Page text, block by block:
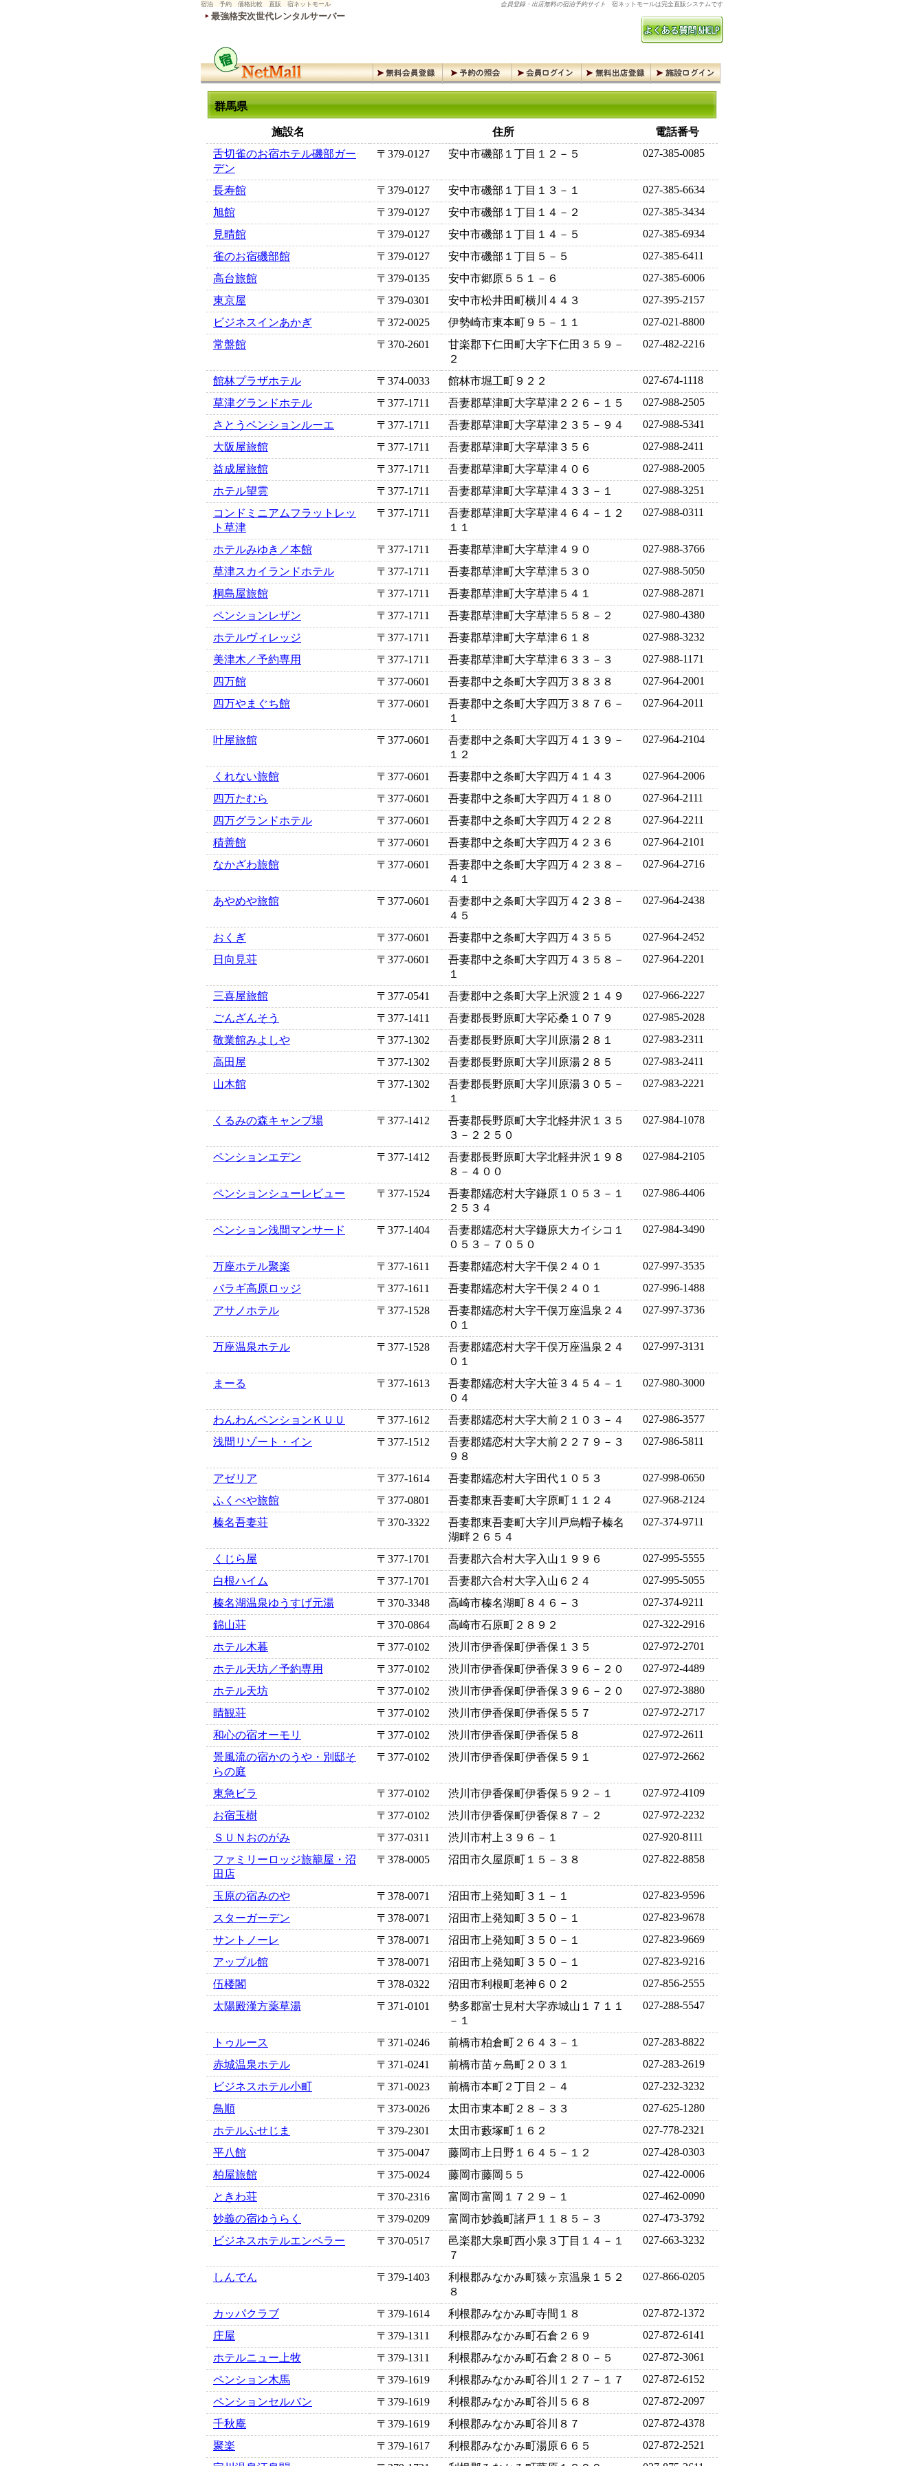
宿泊 予約 価格比較 直販 宿ネットモール 会員登録・出店無料の宿泊予約サイト 宿ネットモールは完全直販システムです
最強格安次世代レンタルサーバー
群馬県
施設名 住所
電話番号
舌切雀のお宿ホテル磯部ガー
デン
〒379-0127 安中市磯部１丁目１２－５ 027-385-0085
長寿館 〒379-0127 安中市磯部１丁目１３－１
027-385-6634
旭館
〒379-0127 安中市磯部１丁目１４－２
027-385-3434
見晴館
〒379-0127 安中市磯部１丁目１４－５
027-385-6934
雀のお宿磯部館
〒379-0127 安中市磯部１丁目５－５
027-385-6411
高台旅館
〒379-0135 安中市郷原５５１－６
027-385-6006
東京屋
〒379-0301 安中市松井田町横川４４３
027-395-2157
ビジネスインあかぎ
〒372-0025 伊勢崎市東本町９５－１１
027-021-8800
常盤館
〒370-2601
甘楽郡下仁田町大字下仁田３５９－
２
027-482-2216
館林プラザホテル 〒374-0033 館林市堀工町９２２
027-674-1118
草津グランドホテル
〒377-1711 吾妻郡草津町大字草津２２６－１５
027-988-2505
さとうペンションルーエ
〒377-1711 吾妻郡草津町大字草津２３５－９４
027-988-5341
大阪屋旅館
〒377-1711 吾妻郡草津町大字草津３５６
027-988-2411
益成屋旅館
〒377-1711 吾妻郡草津町大字草津４０６
027-988-2005
ホテル望雲
〒377-1711 吾妻郡草津町大字草津４３３－１
027-988-3251
コンドミニアムフラットレッ
ト草津
〒377-1711
吾妻郡草津町大字草津４６４－１２
１１
027-988-0311
ホテルみゆき／本館 〒377-1711 吾妻郡草津町大字草津４９０
027-988-3766
草津スカイランドホテル
〒377-1711 吾妻郡草津町大字草津５３０
027-988-5050
桐島屋旅館
〒377-1711 吾妻郡草津町大字草津５４１
027-988-2871
ペンションレザン
〒377-1711 吾妻郡草津町大字草津５５８－２
027-980-4380
ホテルヴィレッジ
〒377-1711 吾妻郡草津町大字草津６１８
027-988-3232
美津木／予約専用
〒377-1711 吾妻郡草津町大字草津６３３－３
027-988-1171
四万館
〒377-0601 吾妻郡中之条町大字四万３８３８
027-964-2001
四万やまぐち館
〒377-0601
吾妻郡中之条町大字四万３８７６－
１
027-964-2011
叶屋旅館 〒377-0601
吾妻郡中之条町大字四万４１３９－
１２
027-964-2104
くれない旅館 〒377-0601 吾妻郡中之条町大字四万４１４３
027-964-2006
四万たむら
〒377-0601 吾妻郡中之条町大字四万４１８０
027-964-2111
四万グランドホテル
〒377-0601 吾妻郡中之条町大字四万４２２８
027-964-2211
積善館
〒377-0601 吾妻郡中之条町大字四万４２３６
027-964-2101
なかざわ旅館
〒377-0601
吾妻郡中之条町大字四万４２３８－
４１
027-964-2716
あやめや旅館 〒377-0601
吾妻郡中之条町大字四万４２３８－
４５
027-964-2438
おくぎ 〒377-0601 吾妻郡中之条町大字四万４３５５
027-964-2452
日向見荘
〒377-0601
吾妻郡中之条町大字四万４３５８－
１
027-964-2201
三喜屋旅館 〒377-0541 吾妻郡中之条町大字上沢渡２１４９
027-966-2227
ごんざんそう
〒377-1411 吾妻郡長野原町大字応桑１０７９
027-985-2028
敬業館みよしや
〒377-1302 吾妻郡長野原町大字川原湯２８１
027-983-2311
高田屋
〒377-1302 吾妻郡長野原町大字川原湯２８５
027-983-2411
山木館
〒377-1302
吾妻郡長野原町大字川原湯３０５－
１
027-983-2221
くるみの森キャンプ場 〒377-1412
吾妻郡長野原町大字北軽井沢１３５
３－２２５０
027-984-1078
ペンションエデン 〒377-1412
吾妻郡長野原町大字北軽井沢１９８
８－４００
027-984-2105
ペンションシューレビュー 〒377-1524
吾妻郡嬬恋村大字鎌原１０５３－１
２５３４
027-986-4406
ペンション浅間マンサード 〒377-1404
吾妻郡嬬恋村大字鎌原大カイシコ１
０５３－７０５０
027-984-3490
万座ホテル聚楽 〒377-1611 吾妻郡嬬恋村大字干俣２４０１
027-997-3535
バラギ高原ロッジ
〒377-1611 吾妻郡嬬恋村大字干俣２４０１
027-996-1488
アサノホテル
〒377-1528
吾妻郡嬬恋村大字干俣万座温泉２４
０１
027-997-3736
万座温泉ホテル 〒377-1528
吾妻郡嬬恋村大字干俣万座温泉２４
０１
027-997-3131
まーる 〒377-1613
吾妻郡嬬恋村大字大笹３４５４－１
０４
027-980-3000
わんわんペンションＫＵＵ 〒377-1612 吾妻郡嬬恋村大字大前２１０３－４
027-986-3577
浅間リゾート・イン
〒377-1512
吾妻郡嬬恋村大字大前２２７９－３
９８
027-986-5811
アゼリア 〒377-1614 吾妻郡嬬恋村大字田代１０５３
027-998-0650
ふくべや旅館
〒377-0801 吾妻郡東吾妻町大字原町１１２４
027-968-2124
榛名吾妻荘
〒370-3322
吾妻郡東吾妻町大字川戸烏帽子榛名
湖畔２６５４
027-374-9711
くじら屋 〒377-1701 吾妻郡六合村大字入山１９９６
027-995-5555
白根ハイム
〒377-1701 吾妻郡六合村大字入山６２４
027-995-5055
榛名湖温泉ゆうすげ元湯
〒370-3348 高崎市榛名湖町８４６－３
027-374-9211
錦山荘
〒370-0864 高崎市石原町２８９２
027-322-2916
ホテル木暮
〒377-0102 渋川市伊香保町伊香保１３５
027-972-2701
ホテル天坊／予約専用
〒377-0102 渋川市伊香保町伊香保３９６－２０
027-972-4489
ホテル天坊
〒377-0102 渋川市伊香保町伊香保３９６－２０
027-972-3880
晴観荘
〒377-0102 渋川市伊香保町伊香保５５７
027-972-2717
和心の宿オーモリ
〒377-0102 渋川市伊香保町伊香保５８
027-972-2611
景風流の宿かのうや・別邸そ
らの庭
〒377-0102 渋川市伊香保町伊香保５９１ 027-972-2662
東急ビラ 〒377-0102 渋川市伊香保町伊香保５９２－１
027-972-4109
お宿玉樹
〒377-0102 渋川市伊香保町伊香保８７－２
027-972-2232
ＳＵＮおのがみ
〒377-0311 渋川市村上３９６－１
027-920-8111
ファミリーロッジ旅籠屋・沼
田店
〒378-0005 沼田市久屋原町１５－３８ 027-822-8858
玉原の宿みのや 〒378-0071 沼田市上発知町３１－１
027-823-9596
スターガーデン
〒378-0071 沼田市上発知町３５０－１
027-823-9678
サントノーレ
〒378-0071 沼田市上発知町３５０－１
027-823-9669
アップル館
〒378-0071 沼田市上発知町３５０－１
027-823-9216
伍楼閣
〒378-0322 沼田市利根町老神６０２
027-856-2555
太陽殿漢方薬草湯
〒371-0101
勢多郡富士見村大字赤城山１７１１
－１
027-288-5547
トゥルース 〒371-0246 前橋市柏倉町２６４３－１
027-283-8822
赤城温泉ホテル
〒371-0241 前橋市苗ヶ島町２０３１
027-283-2619
ビジネスホテル小町
〒371-0023 前橋市本町２丁目２－４
027-232-3232
鳥順
〒373-0026 太田市東本町２８－３３
027-625-1280
ホテルふせじま
〒379-2301 太田市藪塚町１６２
027-778-2321
平八館
〒375-0047 藤岡市上日野１６４５－１２
027-428-0303
柏屋旅館
〒375-0024 藤岡市藤岡５５
027-422-0006
ときわ荘
〒370-2316 富岡市富岡１７２９－１
027-462-0090
妙義の宿ゆうらく
〒379-0209 富岡市妙義町諸戸１１８５－３
027-473-3792
ビジネスホテルエンペラー
〒370-0517
邑楽郡大泉町西小泉３丁目１４－１
７
027-663-3232
しんでん 〒379-1403
利根郡みなかみ町猿ヶ京温泉１５２
８
027-866-0205
カッパクラブ 〒379-1614 利根郡みなかみ町寺間１８
027-872-1372
庄屋
〒379-1311 利根郡みなかみ町石倉２６９
027-872-6141
ホテルニュー上牧
〒379-1311 利根郡みなかみ町石倉２８０－５
027-872-3061
ペンション木馬
〒379-1619 利根郡みなかみ町谷川１２７－１７
027-872-6152
ペンションセルバン
〒379-1619 利根郡みなかみ町谷川５６８
027-872-2097
千秋庵
〒379-1619 利根郡みなかみ町谷川８７
027-872-4378
聚楽
〒379-1617 利根郡みなかみ町湯原６６５
027-872-2521